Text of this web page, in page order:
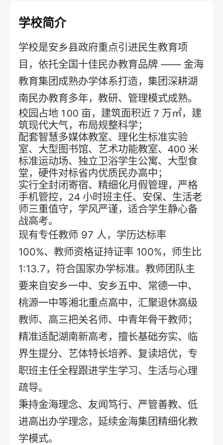
学校简介
学校是安乡县政府重点引进民生教育项
目，依托全国十佳民办教育品牌 —— 金海
教育集团成熟办学体系打造，集团深耕湖
南民办教育多年，教研、管理模式成熟。
校园占地 100 亩，建筑面积近 7 万㎡，建
筑现代大气，布局规整科学；
配套智慧多媒体教室、理化生标准实验
室、大型图书馆、艺术功能教室、400 米
标准运动场、独立卫浴学生公寓、大型食
堂，硬件对标省内优质民办高中；
实行全封闭寄宿、精细化月假管理，严格
手机管控，24 小时班主任、安保、生活老
师三重值守，学风严谨，适合学生静心备
战高考。
现有专任教师 97 人，学历达标率
100%、教师资格证持证率 100%，师生比
1:13.7，符合国家办学标准。教师团队主
要来自安乡一中、安乡五中、常德一中、
桃源一中等湘北重点高中，汇聚退休高级
教师、高三把关名师、中青年骨干教师；
精准适配湖南新高考，擅长基础夯实、临
界生提分、艺体特长培养、复读培优，专
职班主任全程跟进学生学习、生活与心理
疏导。
秉持金海理念、友闻笃行、严管善教、低
进高出办学理念，延续金海集团精细化教
学模式。